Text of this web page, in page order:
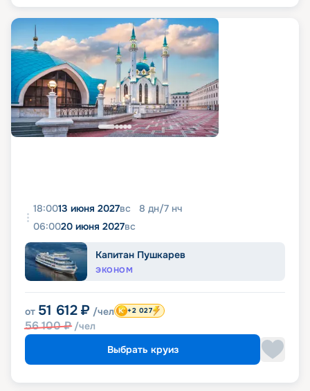
18:0013 июня 2027вс 8 дн/7 нч
06:0020 июня 2027вс
Капитан Пушкарев
ЭКОНОМ
от 51 612 ₽ /чел
56 100₽ /чел
+2 027
Выбрать круиз